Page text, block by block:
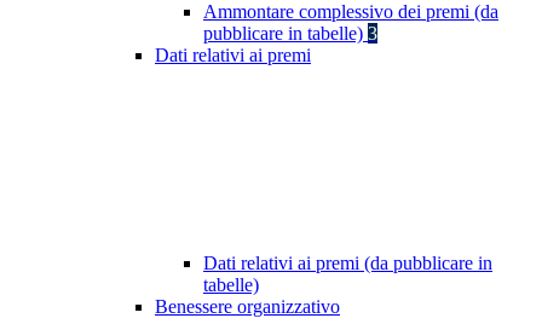
Ammontare complessivo dei premi (da
pubblicare in tabelle) 3
Dati relativi ai premi
Dati relativi ai premi (da pubblicare in
tabelle)
Benessere organizzativo